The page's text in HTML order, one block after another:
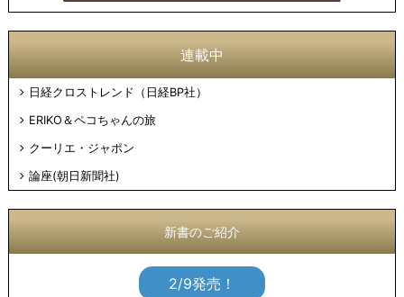
連載中
日経クロストレンド（日経BP社）
ERIKO＆ペコちゃんの旅
クーリエ・ジャポン
論座(朝日新聞社)
新書のご紹介
2/9発売！